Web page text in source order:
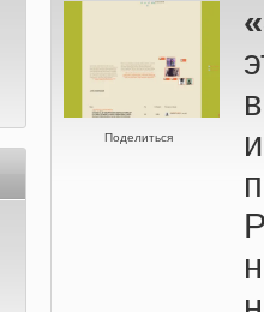
Поделиться